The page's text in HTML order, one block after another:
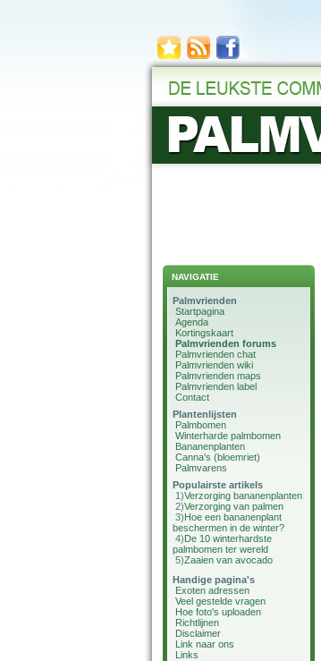
NAVIGATIE
Palmvrienden
Startpagina
Agenda
Kortingskaart
Palmvrienden forums
Palmvrienden chat
Palmvrienden wiki
Palmvrienden maps
Palmvrienden label
Contact
Plantenlijsten
Palmbomen
Winterharde palmbomen
Bananenplanten
Canna's (bloemriet)
Palmvarens
Populairste artikels
1)Verzorging bananenplanten
2)Verzorging van palmen
3)Hoe een bananenplant
beschermen in de winter?
4)De 10 winterhardste
palmbomen ter wereld
5)Zaaien van avocado
Handige pagina's
Exoten adressen
Veel gestelde vragen
Hoe foto's uploaden
Richtlijnen
Disclaimer
Link naar ons
Links